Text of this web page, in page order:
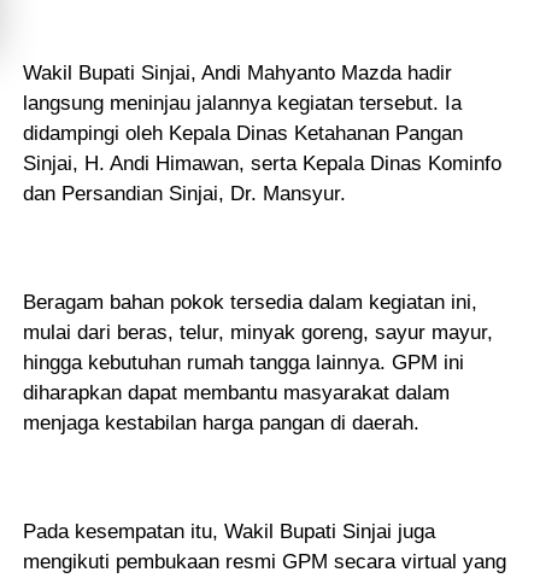
Wakil Bupati Sinjai, Andi Mahyanto Mazda hadir
langsung meninjau jalannya kegiatan tersebut. Ia
didampingi oleh Kepala Dinas Ketahanan Pangan
Sinjai, H. Andi Himawan, serta Kepala Dinas Kominfo
dan Persandian Sinjai, Dr. Mansyur.
Beragam bahan pokok tersedia dalam kegiatan ini,
mulai dari beras, telur, minyak goreng, sayur mayur,
hingga kebutuhan rumah tangga lainnya. GPM ini
diharapkan dapat membantu masyarakat dalam
menjaga kestabilan harga pangan di daerah.
Pada kesempatan itu, Wakil Bupati Sinjai juga
mengikuti pembukaan resmi GPM secara virtual yang